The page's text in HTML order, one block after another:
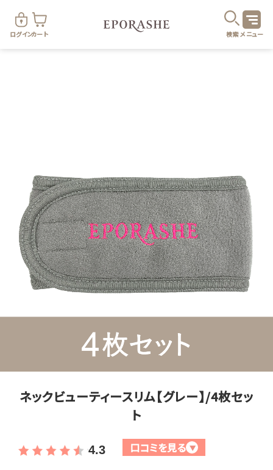
ログインカート 検索メニュー
カテゴ
お得なセット・キャンペーン
スキンケア
サプリメント
美容アイテム・その他
お悩
乾燥
シミ・くすみ
たるみ・むくみ
しわ・小じわ
肌荒れ
全商品一覧
メンバー特典
ご注文方法
定期
定期便サービス対象商品
定期便サービスご利用ガイド
会社概要 プライバシーポリシー
ネックビューティースリム【グレー】/4枚セッ
ト
4.3 口コミを見る ▼